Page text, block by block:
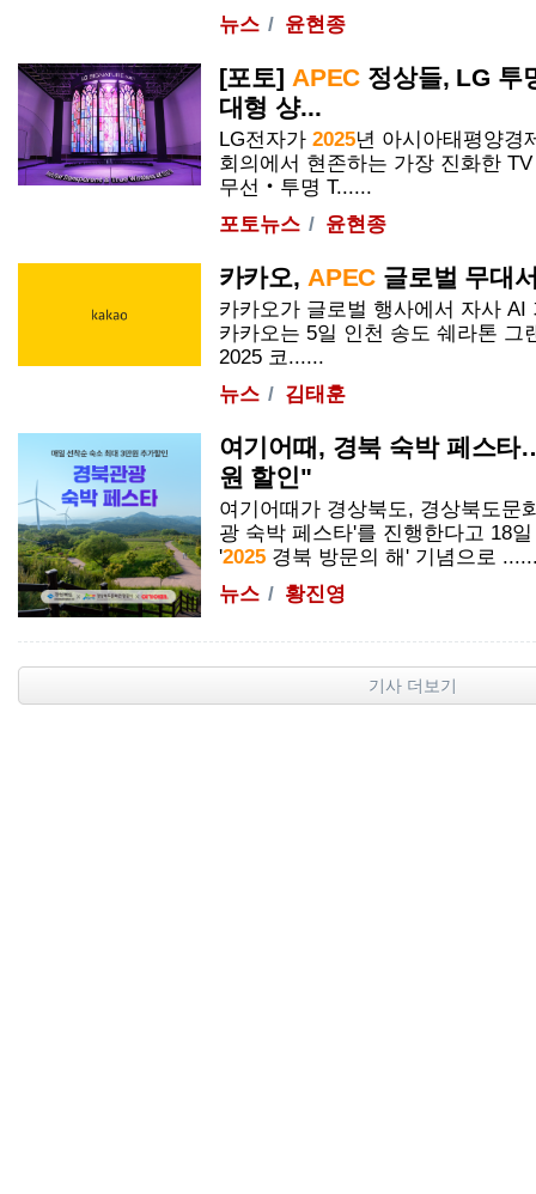
뉴스
윤현종
[포토] APEC 정상들, LG 투
대형 샹...
LG전자가 2025년 아시아태평양경
회의에서 현존하는 가장 진화한
무선‧투명 T......
포토뉴스
윤현종
카카오, APEC 글로벌 무대
카카오가 글로벌 행사에서 자사
카카오는 5일 인천 송도 쉐라톤 그
2025코......
뉴스
김태훈
여기어때, 경북 숙박 페스
원 할인"
여기어때가 경상북도, 경상북도문
광 숙박 페스타'를 진행한다고 18
'2025경북 방문의 해' 기념으로
뉴스
황진영
기사 더보기